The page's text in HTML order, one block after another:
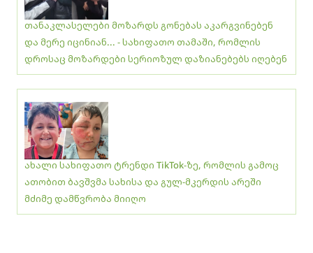
თანაკლასელები მოზარდს გონებას აკარგვინებენ
და მერე იცინიან... - სახიფათო თამაში, რომლის
დროსაც მოზარდები სერიოზულ დაზიანებებს იღებენ
ახალი სახიფათო ტრენდი TikTok-ზე, რომლის გამოც
ათობით ბავშვმა სახისა და გულ-მკერდის არეში
მძიმე დამწვრობა მიიღო